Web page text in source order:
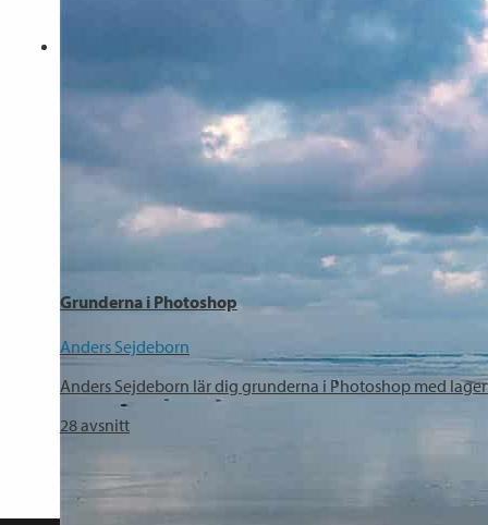
Grunderna i Photoshop
Anders Sejdeborn
Anders Sejdeborn lär dig grunderna i Photoshop med
28avsnitt